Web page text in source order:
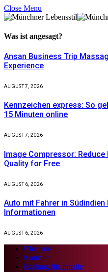
Close Menu
Was ist angesagt?
Ansan Business Trip
Experience
AUGUST 7, 2026
Kennzeichen express: So
15 Minuten online
AUGUST 7, 2026
Image Compressor:
Quality for Free
AUGUST 6, 2026
Auto mit Fahrer in
Informationen
AUGUST 6, 2026
Über uns
Kontakt
Haftung für Inhalte